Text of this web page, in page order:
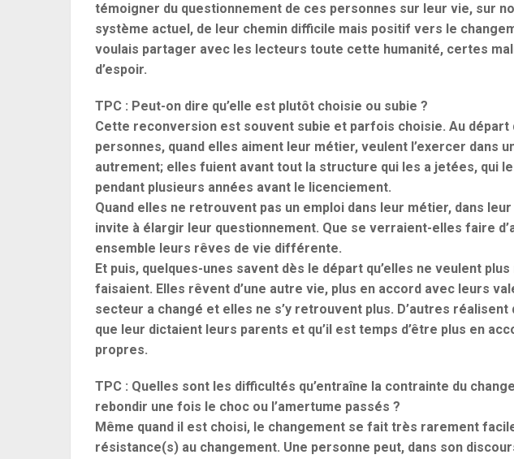
témoigner du questionnement de ces personnes sur leur vie, sur
système actuel, de leur chemin difficile mais positif vers le
voulais partager avec les lecteurs toute cette humanité, certes
d’espoir.
TPC : Peut-on dire qu’elle est plutôt choisie ou subie ?
Cette reconversion est souvent subie et parfois choisie. Au départ
personnes, quand elles aiment leur métier, veulent l’exercer dans
autrement; elles fuient avant tout la structure qui les a jetées, qui
pendant plusieurs années avant le licenciement.
Quand elles ne retrouvent pas un emploi dans leur métier, dans
invite à élargir leur questionnement. Que se verraient-elles faire
ensemble leurs rêves de vie différente.
Et puis, quelques-unes savent dès le départ qu’elles ne veulent
faisaient. Elles rêvent d’une autre vie, plus en accord avec leurs
secteur a changé et elles ne s’y retrouvent plus. D’autres réalisent
que leur dictaient leurs parents et qu’il est temps d’être plus en
propres.
TPC : Quelles sont les difficultés qu’entraîne la contrainte du
rebondir une fois le choc ou l’amertume passés ?
Même quand il est choisi, le changement se fait très rarement
résistance(s) au changement. Une personne peut, dans son